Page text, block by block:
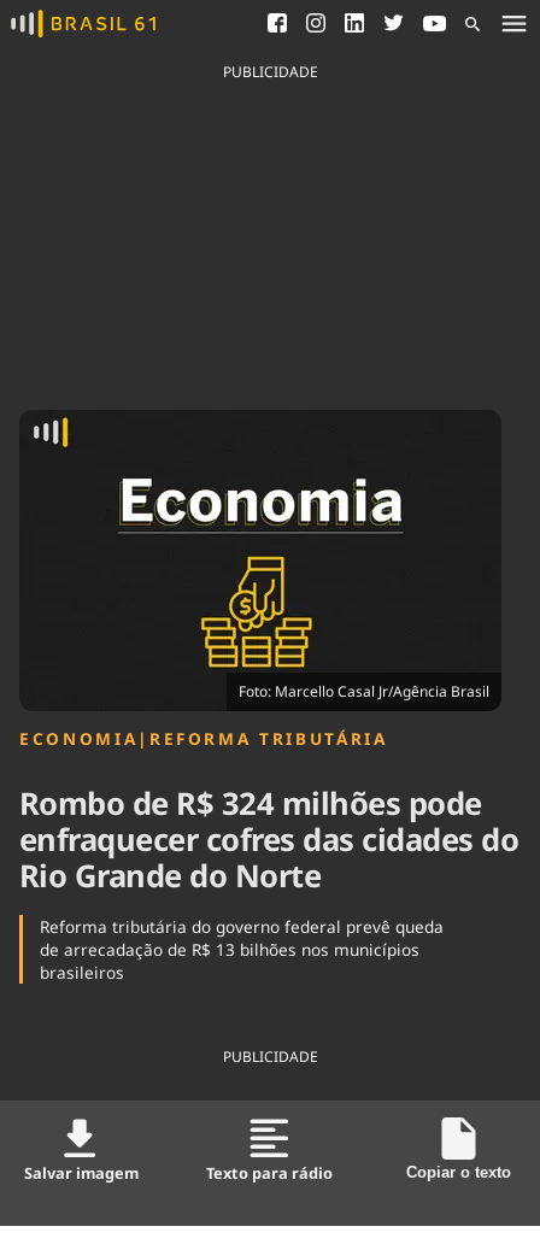
Ver todas as notícias
Saneamento
Indicadores
Agronegócios
Economia
Educação
Infraestrutura
Internacional
Podcast
Política
Saúde
PUBLICIDADE
Foto: Marcello Casal Jr/Agência Brasil
ECONOMIA | REFORMA TRIBUTÁRIA
Rombo de R$ 324 milhões pode
enfraquecer cofres das cidades do
Rio Grande do Norte
Reforma tributária do governo federal prevê queda
de arrecadação de R$ 13 bilhões nos municípios
brasileiros
PUBLICIDADE
Salvar imagem Texto para rádio Copiar o texto